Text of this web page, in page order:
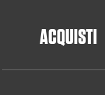
ACQUISTI